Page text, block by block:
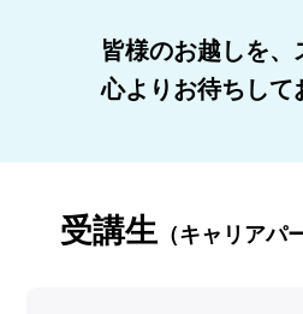
皆様のお越しを、
心よりお待ちして
受講生（キャリアパ